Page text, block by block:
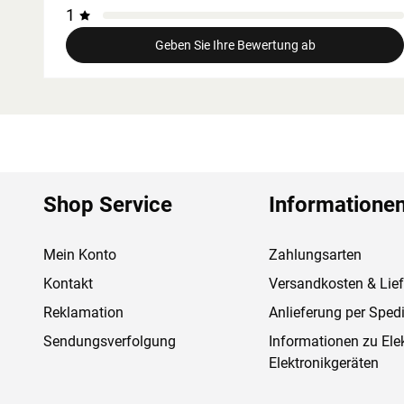
1
Geben Sie Ihre Bewertung ab
Shop Service
Mein Konto
Kontakt
Reklamation
Sendungsverfolgung
Zahlungsarten
Versandkosten &
Anlieferung per
Informationen zu
Elektronikgeräten